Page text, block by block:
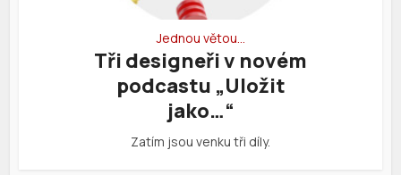
Jednou větou…
Tři designeři v novém
podcastu „Uložit
jako…“
Zatím jsou venku tři díly.